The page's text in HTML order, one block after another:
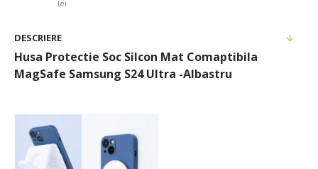
lei
DESCRIERE
Husa Protectie Soc Silcon Mat Comaptibila
MagSafe Samsung S24 Ultra -Albastru